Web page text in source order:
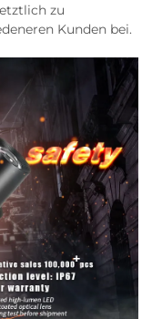
zu
Kunden bei.